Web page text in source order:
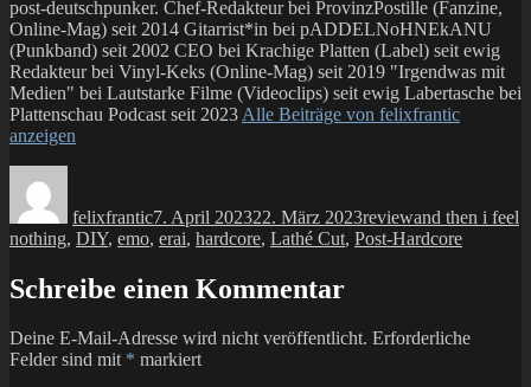
post-deutschpunker. Chef-Redakteur bei ProvinzPostille (Fanzine,
Online-Mag) seit 2014 Gitarrist*in bei pADDELNoHNEkANU
(Punkband) seit 2002 CEO bei Krachige Platten (Label) seit ewig
Redakteur bei Vinyl-Keks (Online-Mag) seit 2019 "Irgendwas mit
Medien" bei Lautstarke Filme (Videoclips) seit ewig Labertasche bei
Plattenschau Podcast seit 2023 Alle Beiträge von felixfrantic
anzeigen
felixfrantic7. April 202322. März 2023reviewand then i feel
nothing, DIY, emo, erai, hardcore, Lathé Cut, Post-Hardcore
Schreibe einen Kommentar
Deine E-Mail-Adresse wird nicht veröffentlicht. Erforderliche
Felder sind mit * markiert